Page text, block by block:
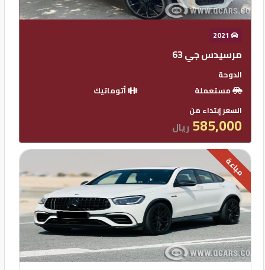
2021
مرسيدس جي 63
الدوحة
مستعملة
أتوماتيك
السعر إبتداء من
585,000 ريال
مباعة